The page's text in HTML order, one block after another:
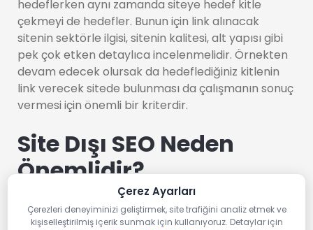
hedeflerken aynı zamanda siteye hedef kitle
çekmeyi de hedefler. Bunun için link alınacak
sitenin sektörle ilgisi, sitenin kalitesi, alt yapısı gibi
pek çok etken detaylıca incelenmelidir. Örnekten
devam edecek olursak da hedeflediğiniz kitlenin
link verecek sitede bulunması da çalışmanın sonuç
vermesi için önemli bir kriterdir.
Site Dışı SEO Neden
Önemlidir?
Site dışı SEO çalışmalarının neden önemli olduğu
ve neden mutlaka yapılması gerektiği de sıklıkla
Çerez Ayarları
Çerezleri deneyiminizi geliştirmek, site trafiğini analiz etmek ve
kişiselleştirilmiş içerik sunmak için kullanıyoruz. Detaylar için